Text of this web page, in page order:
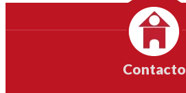
Contacto